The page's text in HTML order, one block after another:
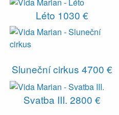
Léto 1030 €
Sluneční cirkus 4700 €
Svatba III. 2800 €